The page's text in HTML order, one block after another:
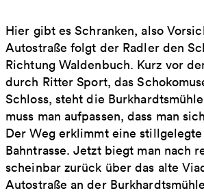
Hier gibt es Schranken, also
Autostraße folgt der Radler den
Richtung Waldenbuch. Kurz vor
durch Ritter Sport, das
Schloss, steht die
muss man aufpassen, dass man
Der Weg erklimmt eine
Bahntrasse. Jetzt biegt man nach
scheinbar zurück über das alte
Autostraße an der